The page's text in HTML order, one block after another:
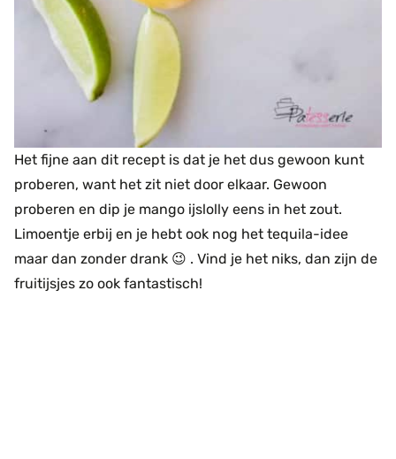
Het fijne aan dit recept is dat je het dus gewoon kunt
proberen, want het zit niet door elkaar. Gewoon
proberen en dip je mango ijslolly eens in het zout.
Limoentje erbij en je hebt ook nog het tequila-idee
maar dan zonder drank 😉 . Vind je het niks, dan zijn de
fruitijsjes zo ook fantastisch!